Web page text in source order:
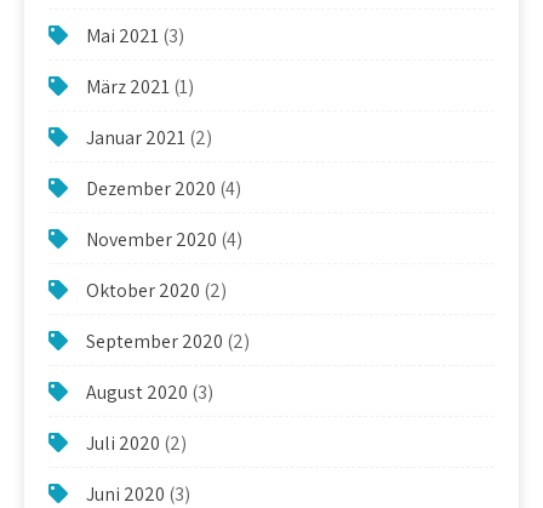
Mai 2021(3)
März 2021(1)
Januar 2021(2)
Dezember 2020 (4)
November 2020 (4)
Oktober 2020 (2)
September 2020 (2)
August 2020 (3)
Juli 2020 (2)
Juni 2020 (3)